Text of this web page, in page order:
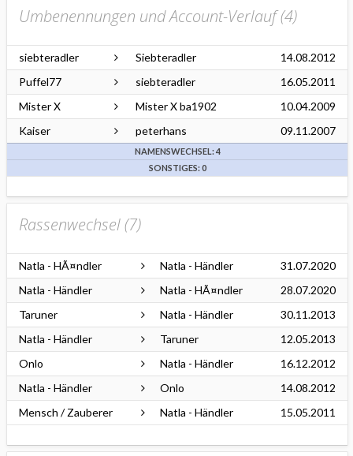
Umbenennungen und Account-Verlauf (4)
siebteradler Siebteradler
14.08.2012
Puffel77
siebteradler
16.05.2011
Mister X
Mister X ba1902
10.04.2009
Kaiser
peterhans 09.11.2007
NAMENSWECHSEL: 4
SONSTIGES: 0
Rassenwechsel (7)
Natla - HÃ¤ndler Natla - Händler
31.07.2020
Natla - Händler
Natla - HÃ¤ndler
28.07.2020
Taruner
Natla - Händler
30.11.2013
Natla - Händler
Taruner
12.05.2013
Onlo
Natla - Händler
16.12.2012
Natla - Händler
Onlo
14.08.2012
Mensch / Zauberer
Natla - Händler 15.05.2011